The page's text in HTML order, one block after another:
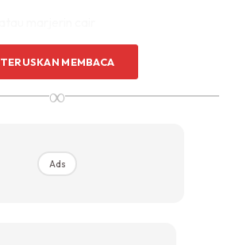
TERUSKAN MEMBACA
∞
Ads